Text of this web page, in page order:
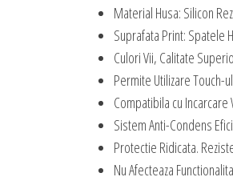
Material Husa: Silicon
Suprafata Print: Spatele
Culori Vii, Calitate
Permite Utilizare Touch-
Compatibila cu
Sistem Anti-Condens
Protectie Ridicata.
Nu Afecteaza